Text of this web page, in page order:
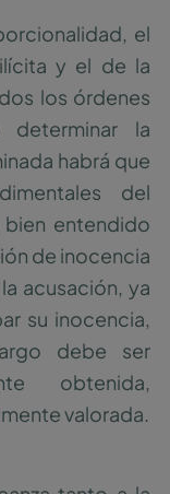
el
y el de la
los órdenes
determinar la
habrá que
del
entendido
de inocencia
acusación, ya
su inocencia,
debe ser
obtenida,
valorada.